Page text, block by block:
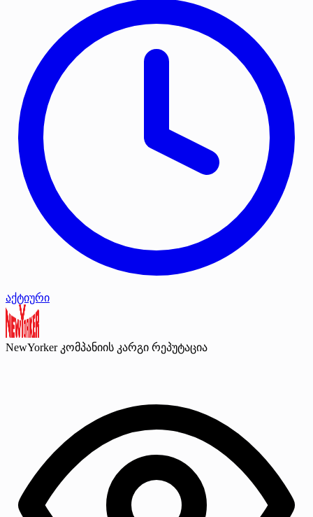
აქტიური
NewYorker კომპანიის კარგი რეპუტაცია